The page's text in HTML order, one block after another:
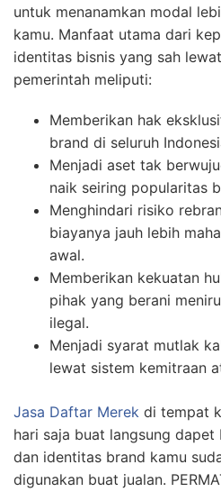
untuk menanamkan modal
kamu. Manfaat utama dari
identitas bisnis yang sah
pemerintah meliputi:
Memberikan hak
brand di seluruh
Menjadi aset tak
naik seiring popularitas
Menghindari risiko
biayanya jauh lebih
awal.
Memberikan kekuatan
pihak yang berani
ilegal.
Menjadi syarat mutlak
lewat sistem kemitraan
Jasa Daftar Merek di tempat
hari saja buat langsung dapet
dan identitas brand kamu
digunakan buat jualan.